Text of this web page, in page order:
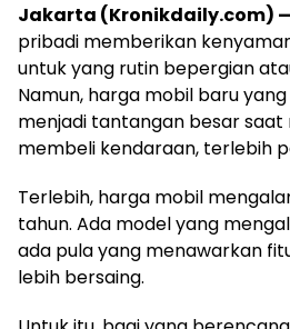
Jakarta (Kronikdaily.com)
pribadi memberikan
untuk yang rutin bepergian
Namun, harga mobil baru
menjadi tantangan besar
membeli kendaraan, terlebih
Terlebih, harga mobil
tahun. Ada model yang
ada pula yang menawarkan
lebih bersaing.